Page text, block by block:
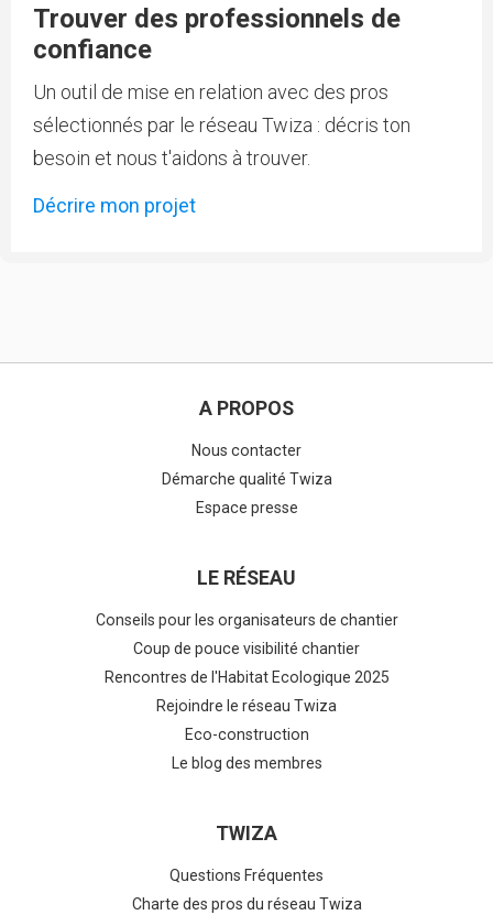
Trouver des professionnels de
confiance
Un outil de mise en relation avec des pros
sélectionnés par le réseau Twiza : décris ton
besoin et nous t'aidons à trouver.
Décrire mon projet
A PROPOS
Nous contacter
Démarche qualité Twiza
Espace presse
LE RÉSEAU
Conseils pour les organisateurs de chantier
Coup de pouce visibilité chantier
Rencontres de l'Habitat Ecologique 2025
Rejoindre le réseau Twiza
Eco-construction
Le blog des membres
TWIZA
Questions Fréquentes
Charte des pros du réseau Twiza